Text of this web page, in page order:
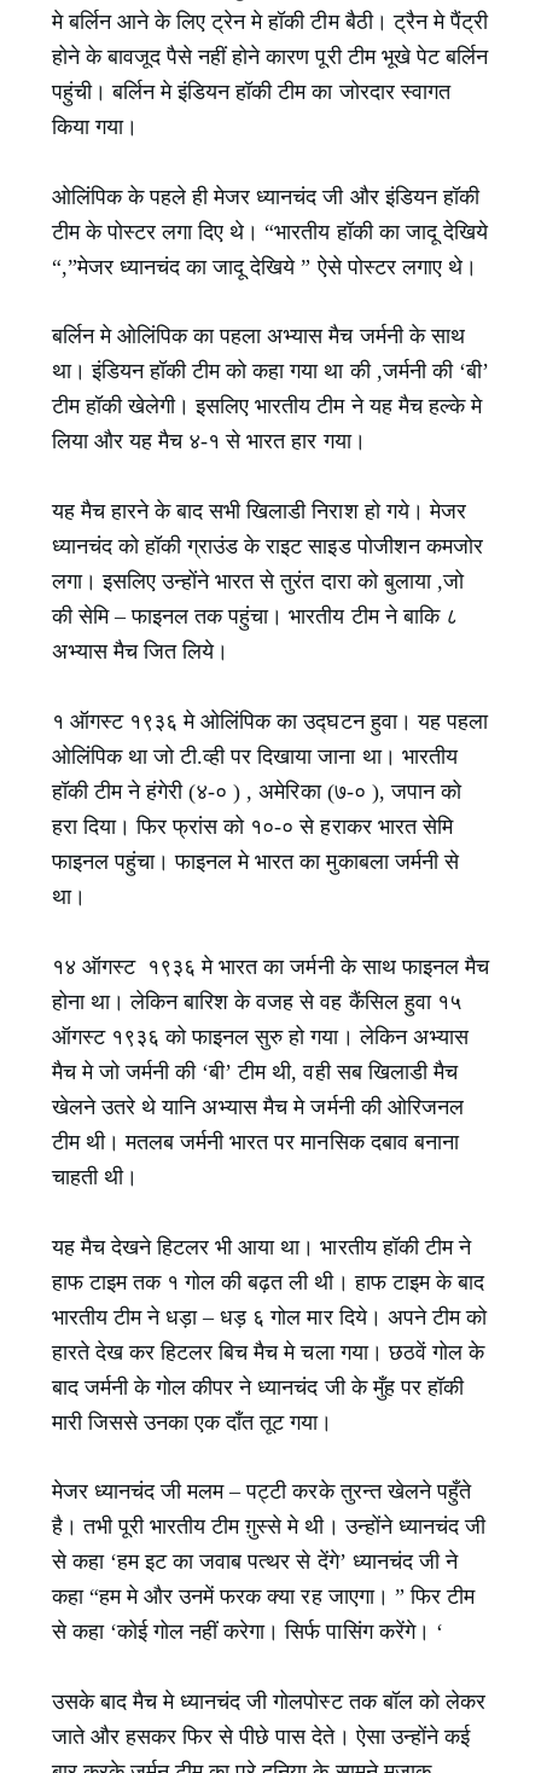
मे बर्लिन आने के लिए ट्रेन मे हॉकी टीम बैठी। ट्रैन मे पैंट्री
होने के बावजूद पैसे नहीं होने कारण पूरी टीम भूखे पेट बर्लिन
पहुंची। बर्लिन मे इंडियन हॉकी टीम का जोरदार स्वागत
किया गया।
ओलिंपिक के पहले ही मेजर ध्यानचंद जी और इंडियन हॉकी
टीम के पोस्टर लगा दिए थे। “भारतीय हॉकी का जादू देखिये
“,”मेजर ध्यानचंद का जादू देखिये ” ऐसे पोस्टर लगाए थे।
बर्लिन मे ओलिंपिक का पहला अभ्यास मैच जर्मनी के साथ
था। इंडियन हॉकी टीम को कहा गया था की ,जर्मनी की ‘बी’
टीम हॉकी खेलेगी। इसलिए भारतीय टीम ने यह मैच हल्के मे
लिया और यह मैच ४-१ से भारत हार गया।
यह मैच हारने के बाद सभी खिलाडी निराश हो गये। मेजर
ध्यानचंद को हॉकी ग्राउंड के राइट साइड पोजीशन कमजोर
लगा। इसलिए उन्होंने भारत से तुरंत दारा को बुलाया ,जो
की सेमि – फाइनल तक पहुंचा। भारतीय टीम ने बाकि ८
अभ्यास मैच जित लिये।
१ ऑगस्ट १९३६ मे ओलिंपिक का उद्घटन हुवा। यह पहला
ओलिंपिक था जो टी.व्ही पर दिखाया जाना था। भारतीय
हॉकी टीम ने हंगेरी (४-० ) , अमेरिका (७-० ), जपान को
हरा दिया। फिर फ्रांस को १०-० से हराकर भारत सेमि
फाइनल पहुंचा। फाइनल मे भारत का मुकाबला जर्मनी से
था।
१४ ऑगस्ट १९३६ मे भारत का जर्मनी के साथ फाइनल मैच
होना था। लेकिन बारिश के वजह से वह कैंसिल हुवा १५
ऑगस्ट १९३६ को फाइनल सुरु हो गया। लेकिन अभ्यास
मैच मे जो जर्मनी की ‘बी’ टीम थी, वही सब खिलाडी मैच
खेलने उतरे थे यानि अभ्यास मैच मे जर्मनी की ओरिजनल
टीम थी। मतलब जर्मनी भारत पर मानसिक दबाव बनाना
चाहती थी।
यह मैच देखने हिटलर भी आया था। भारतीय हॉकी टीम ने
हाफ टाइम तक १ गोल की बढ़त ली थी। हाफ टाइम के बाद
भारतीय टीम ने धड़ा – धड़ ६ गोल मार दिये। अपने टीम को
हारते देख कर हिटलर बिच मैच मे चला गया। छठवें गोल के
बाद जर्मनी के गोल कीपर ने ध्यानचंद जी के मुँह पर हॉकी
मारी जिससे उनका एक दाँत तूट गया।
मेजर ध्यानचंद जी मलम – पट्टी करके तुरन्त खेलने पहुँते
है। तभी पूरी भारतीय टीम ग़ुस्से मे थी। उन्होंने ध्यानचंद जी
से कहा ‘हम इट का जवाब पत्थर से देंगे’ ध्यानचंद जी ने
कहा “हम मे और उनमें फरक क्या रह जाएगा। ” फिर टीम
से कहा ‘कोई गोल नहीं करेगा। सिर्फ पासिंग करेंगे। ‘
उसके बाद मैच मे ध्यानचंद जी गोलपोस्ट तक बॉल को लेकर
जाते और हसकर फिर से पीछे पास देते। ऐसा उन्होंने कई